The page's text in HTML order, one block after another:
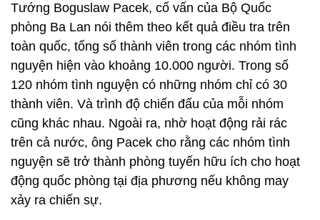
Tướng Boguslaw Pacek, cố vấn của Bộ Quốc
phòng Ba Lan nói thêm theo kết quả điều tra trên
toàn quốc, tổng số thành viên trong các nhóm tình
nguyện hiện vào khoảng 10.000 người. Trong số
120 nhóm tình nguyện có những nhóm chỉ có 30
thành viên. Và trình độ chiến đấu của mỗi nhóm
cũng khác nhau. Ngoài ra, nhờ hoạt động rải rác
trên cả nước, ông Pacek cho rằng các nhóm tình
nguyện sẽ trở thành phòng tuyến hữu ích cho hoạt
động quốc phòng tại địa phương nếu không may
xảy ra chiến sự.